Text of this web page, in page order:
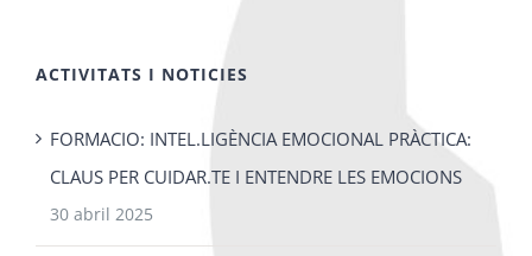
ACTIVITATS I NOTICIES
FORMACIO: INTEL.LIGÈNCIA EMOCIONAL PRÀCTICA:
CLAUS PER CUIDAR.TE I ENTENDRE LES EMOCIONS
30 abril 2025